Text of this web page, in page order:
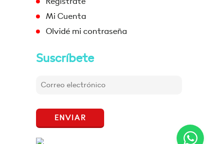
Mi Cuenta
Olvidé mi contraseña
Suscríbete
ENVIAR